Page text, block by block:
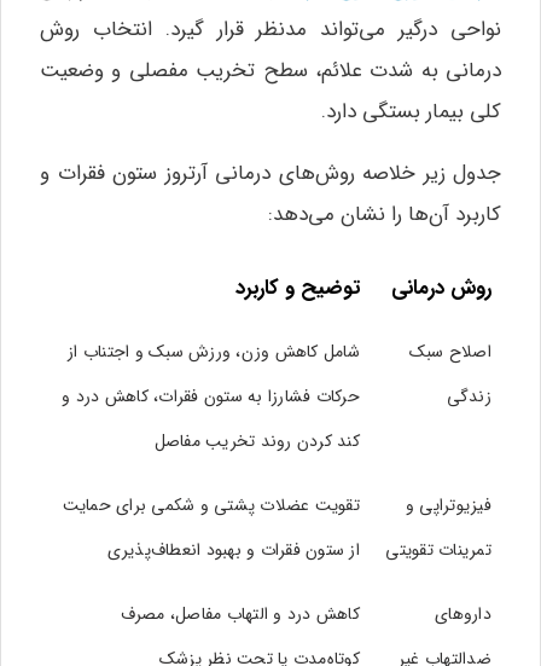
نواحی درگیر می‌تواند مدنظر قرار گیرد. انتخاب روش
درمانی به شدت علائم، سطح تخریب مفصلی و وضعیت
کلی بیمار بستگی دارد.
جدول زیر خلاصه روش‌های درمانی آرتروز ستون فقرات و
کاربرد آن‌ها را نشان می‌دهد:
روش درمانی توضیح و کاربرد
اصلاح سبک
زندگی
شامل کاهش وزن، ورزش سبک و اجتناب از
حرکات فشارزا به ستون فقرات، کاهش درد و
کند کردن روند تخریب مفاصل
فیزیوتراپی و
تمرینات تقویتی
تقویت عضلات پشتی و شکمی برای حمایت
از ستون فقرات و بهبود انعطاف‌پذیری
داروهای
ضدالتهاب غیر
کاهش درد و التهاب مفاصل، مصرف
کوتاه‌مدت یا تحت نظر پزشک